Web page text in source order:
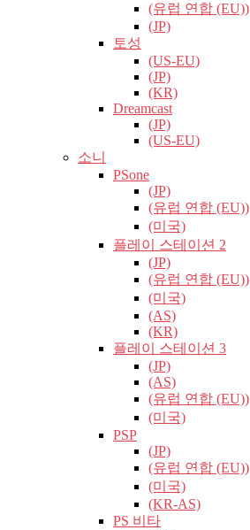
(유럽​​ 연합 (EU))
(JP)
토성
(US-EU)
(JP)
(KR)
Dreamcast
(JP)
(US-EU)
소니
PSone
(JP)
(유럽​​ 연합 (EU))
(미국)
플레이 스테이션 2
(JP)
(유럽​​ 연합 (EU))
(미국)
(AS)
(KR)
플레이 스테이션 3
(JP)
(AS)
(유럽​​ 연합 (EU))
(미국)
PSP
(JP)
(유럽​​ 연합 (EU))
(미국)
(KR-AS)
PS 비타